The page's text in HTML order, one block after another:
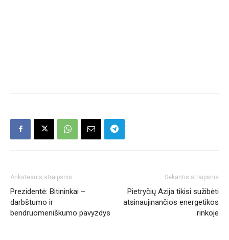
Ankstesnis straipsnis
Prezidentė: Bitininkai –
darbštumo ir
bendruomeniškumo pavyzdys
Sekantis straipsnis
Pietryčių Azija tikisi sužibėti
atsinaujinančios energetikos
rinkoje